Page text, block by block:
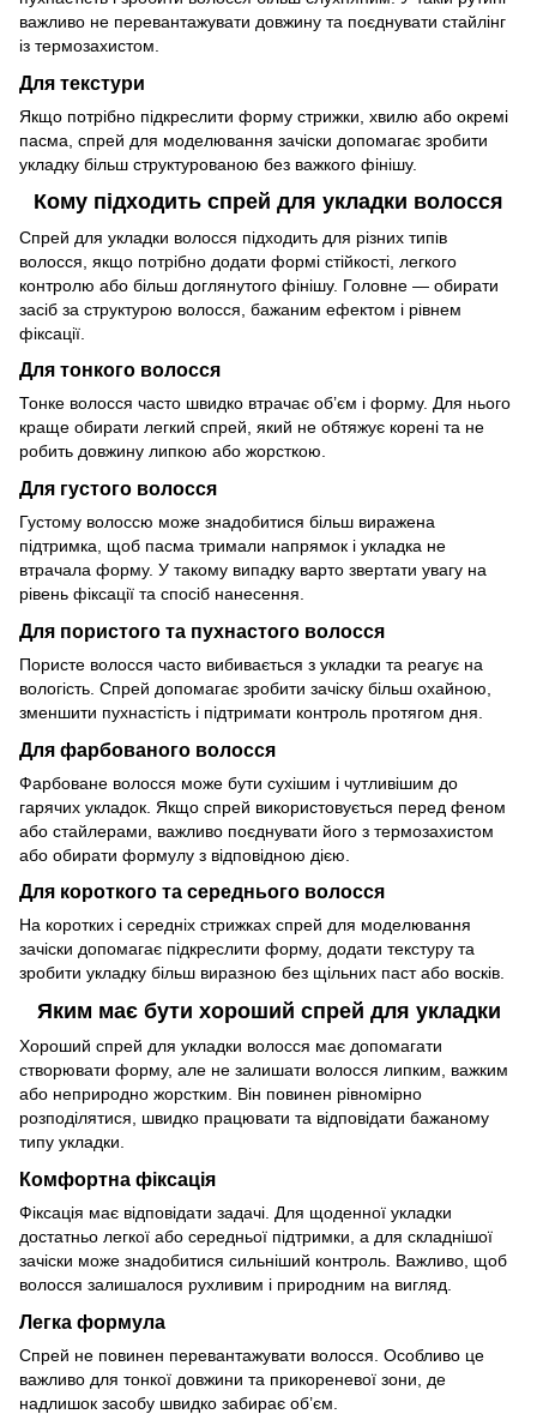
важливо не перевантажувати довжину та поєднувати стайлінг
із термозахистом.
Для текстури
Якщо потрібно підкреслити форму стрижки, хвилю або окремі
пасма, спрей для моделювання зачіски допомагає зробити
укладку більш структурованою без важкого фінішу.
Кому підходить спрей для укладки волосся
Спрей для укладки волосся підходить для різних типів
волосся, якщо потрібно додати формі стійкості, легкого
контролю або більш доглянутого фінішу. Головне — обирати
засіб за структурою волосся, бажаним ефектом і рівнем
фіксації.
Для тонкого волосся
Тонке волосся часто швидко втрачає об’єм і форму. Для нього
краще обирати легкий спрей, який не обтяжує корені та не
робить довжину липкою або жорсткою.
Для густого волосся
Густому волоссю може знадобитися більш виражена
підтримка, щоб пасма тримали напрямок і укладка не
втрачала форму. У такому випадку варто звертати увагу на
рівень фіксації та спосіб нанесення.
Для пористого та пухнастого волосся
Пористе волосся часто вибивається з укладки та реагує на
вологість. Спрей допомагає зробити зачіску більш охайною,
зменшити пухнастість і підтримати контроль протягом дня.
Для фарбованого волосся
Фарбоване волосся може бути сухішим і чутливішим до
гарячих укладок. Якщо спрей використовується перед феном
або стайлерами, важливо поєднувати його з термозахистом
або обирати формулу з відповідною дією.
Для короткого та середнього волосся
На коротких і середніх стрижках спрей для моделювання
зачіски допомагає підкреслити форму, додати текстуру та
зробити укладку більш виразною без щільних паст або восків.
Яким має бути хороший спрей для укладки
Хороший спрей для укладки волосся має допомагати
створювати форму, але не залишати волосся липким, важким
або неприродно жорстким. Він повинен рівномірно
розподілятися, швидко працювати та відповідати бажаному
типу укладки.
Комфортна фіксація
Фіксація має відповідати задачі. Для щоденної укладки
достатньо легкої або середньої підтримки, а для складнішої
зачіски може знадобитися сильніший контроль. Важливо, щоб
волосся залишалося рухливим і природним на вигляд.
Легка формула
Спрей не повинен перевантажувати волосся. Особливо це
важливо для тонкої довжини та прикореневої зони, де
надлишок засобу швидко забирає об’єм.